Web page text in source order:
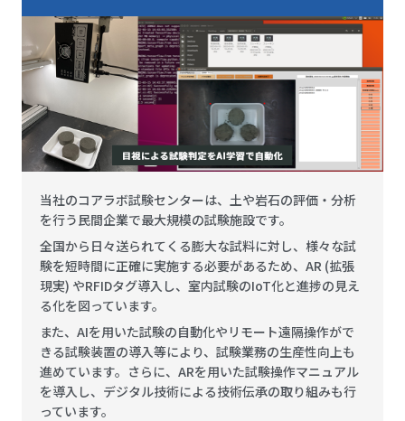
当社のコアラボ試験センターは、土や岩石の評価・分析
を行う民間企業で最大規模の試験施設です。
全国から日々送られてくる膨大な試料に対し、様々な試
験を短時間に正確に実施する必要があるため、AR (拡張
現実) やRFIDタグ導入し、室内試験のIoT化と進捗の見え
る化を図っています。
また、AIを用いた試験の自動化やリモート遠隔操作がで
きる試験装置の導入等により、試験業務の生産性向上も
進めています。さらに、ARを用いた試験操作マニュアル
を導入し、デジタル技術による技術伝承の取り組みも行
っています。